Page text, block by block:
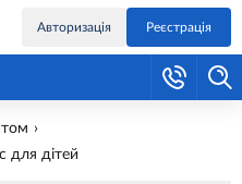
Авторизація Реєстрація
для дітей